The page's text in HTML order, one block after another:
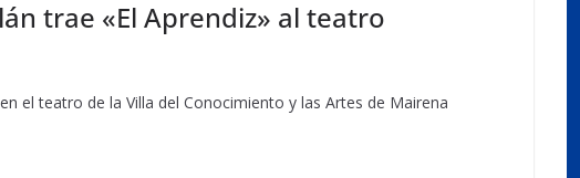
trae «El Aprendiz» al teatro
el teatro de la Villa del Conocimiento y las Artes de Mairena